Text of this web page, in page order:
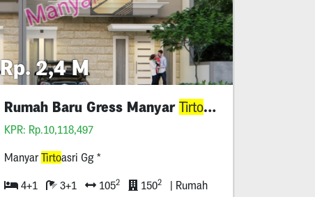
Rp. 2,4 M
Rumah Baru Gress Manyar Tirtoasri
KPR: Rp.10,118,497
ManyarTirtoasri Gg *
4+1 3+1 1052 1502 | Rumah